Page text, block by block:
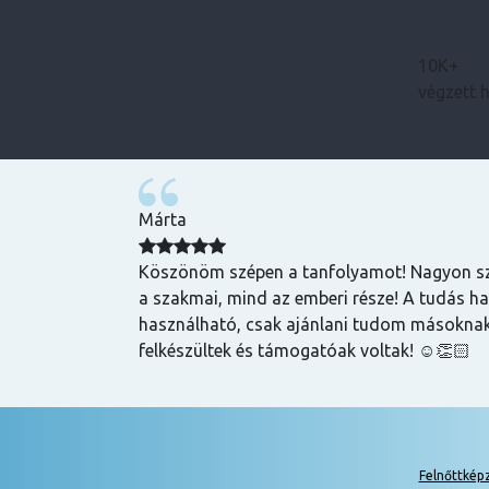
10K+
végzett
Bence
Magas tudású, szakképzett emberek
lehet szerezni általuk